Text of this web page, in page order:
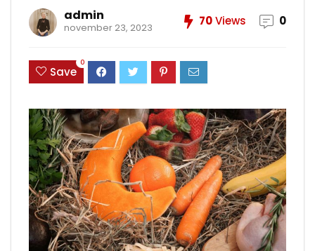
admin
november 23, 2023 70Views 0
Save
0